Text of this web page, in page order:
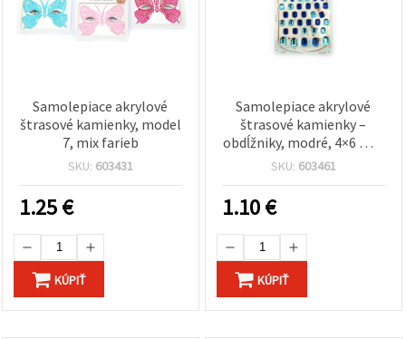
Samolepiace akrylové
štrasové kamienky, model
7, mix farieb
SKU: 603431
1.25€
KÚPIŤ
Samolepiace akrylové
štrasové kamienky –
obdĺžniky, modré, 4×6 mm
až 10×14 mm, 83 ks
SKU: 603461
1.10€
KÚPIŤ